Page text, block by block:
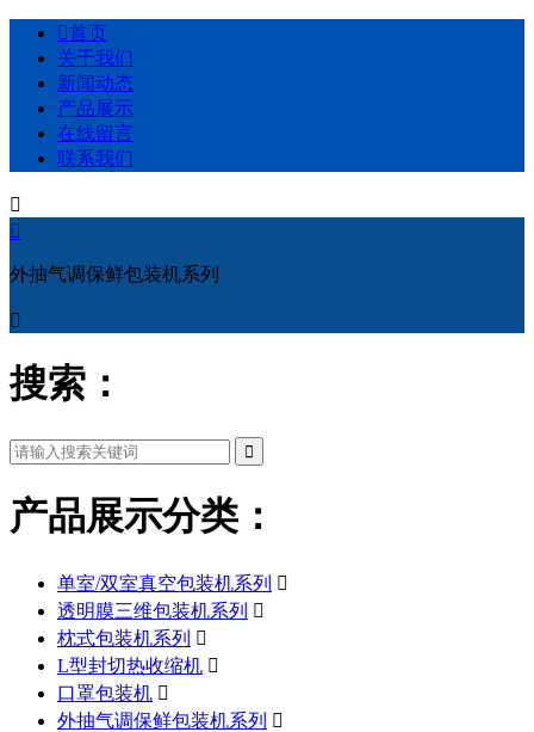
首页
关于我们
新闻动态
产品展示
在线留言
联系我们


外抽气调保鲜包装机系列

搜索：
产品展示分类：
单室/双室真空包装机系列 
透明膜三维包装机系列 
枕式包装机系列 
L型封切热收缩机 
口罩包装机 
外抽气调保鲜包装机系列 